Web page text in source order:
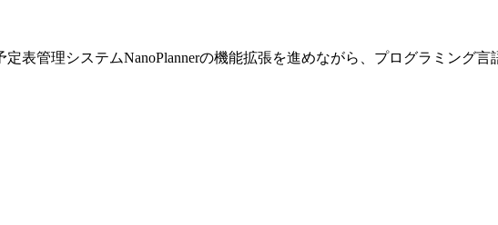
表管理システムNanoPlannerの機能拡張を進めながら、プログラミング言